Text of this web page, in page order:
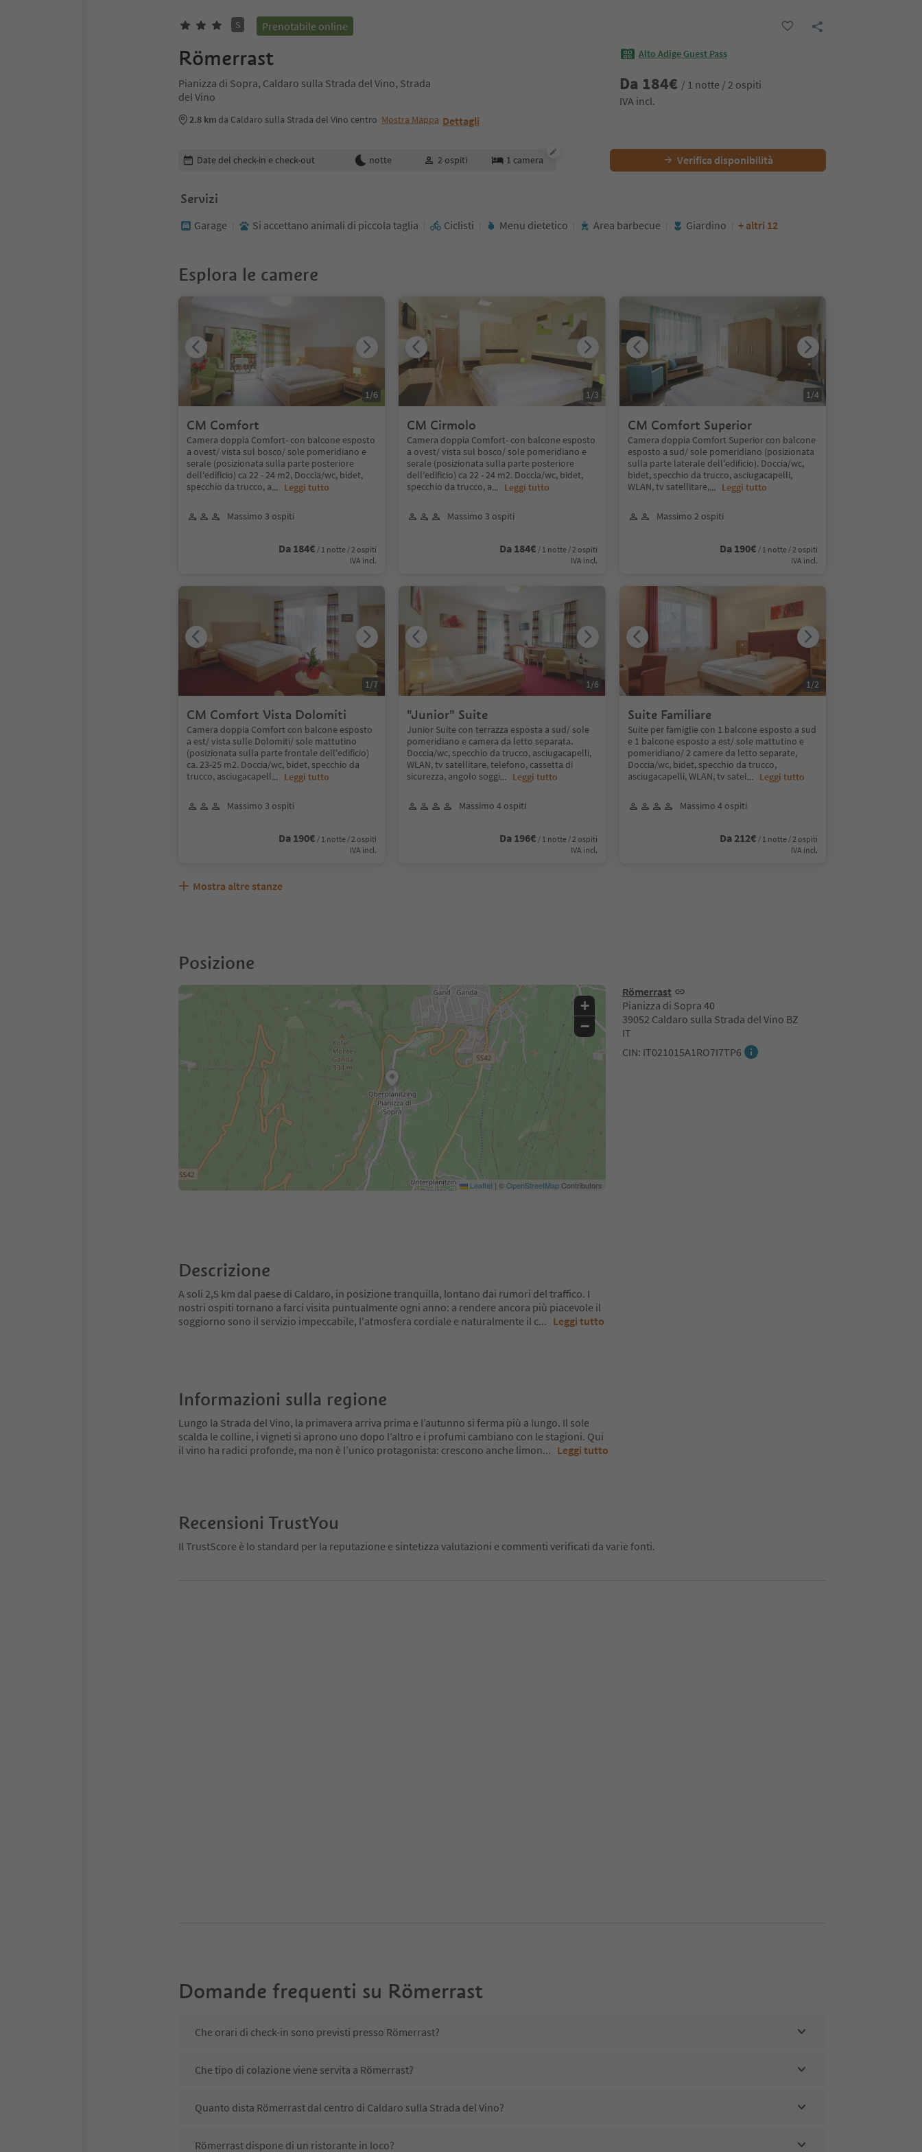
S Prenotabile online
Römerrast
Pianizza di Sopra, Caldaro sulla Strada del Vino, Strada
del Vino
2.8 km da Caldaro sulla Strada del Vino centro Mostra Mappa Dettagli
Alto Adige Guest Pass
Da 184€ / 1 notte / 2 ospiti
IVA incl.
Modifica i dettagli della prenotazione
Date del check-in e check-out notte 2 ospiti 1 camera Verifica disponibilità
Servizi
Garage Si accettano animali di piccola taglia Ciclisti Menu dietetico Area barbecue Giardino + altri 12
Esplora le camere
CM Comfort
Camera doppia Comfort- con balcone esposto
a ovest/ vista sul bosco/ sole pomeridiano e
serale (posizionata sulla parte posteriore
dell'edificio) ca 22 - 24 m2, Doccia/wc, bidet,
specchio da trucco, a... Leggi tutto
Massimo 3 ospiti
Da 184€ / 1 notte / 2 ospiti
IVA incl.
1/6
CM Cirmolo
Camera doppia Comfort- con balcone esposto
a ovest/ vista sul bosco/ sole pomeridiano e
serale (posizionata sulla parte posteriore
dell'edificio) ca 22 - 24 m2. Doccia/wc, bidet,
specchio da trucco, a... Leggi tutto
Massimo 3 ospiti
Da 184€ / 1 notte / 2 ospiti
IVA incl.
1/3
CM Comfort Superior
Camera doppia Comfort Superior con balcone
esposto a sud/ sole pomeridiano (posizionata
sulla parte laterale dell'edificio). Doccia/wc,
bidet, specchio da trucco, asciugacapelli,
WLAN, tv satellitare,... Leggi tutto
Massimo 2 ospiti
Da 190€ / 1 notte / 2 ospiti
IVA incl.
1/4
CM Comfort Vista Dolomiti
Camera doppia Comfort con balcone esposto
a est/ vista sulle Dolomiti/ sole mattutino
(posizionata sulla parte frontale dell'edificio)
ca. 23-25 m2. Doccia/wc, bidet, specchio da
trucco, asciugacapell... Leggi tutto
Massimo 3 ospiti
Da 190€ / 1 notte / 2 ospiti
IVA incl.
1/7
"Junior" Suite
Junior Suite con terrazza esposta a sud/ sole
pomeridiano e camera da letto separata.
Doccia/wc, specchio da trucco, asciugacapelli,
WLAN, tv satellitare, telefono, cassetta di
sicurezza, angolo soggi... Leggi tutto
Massimo 4 ospiti
Da 196€ / 1 notte / 2 ospiti
IVA incl.
1/6
Suite Familiare
Suite per famiglie con 1 balcone esposto a sud
e 1 balcone esposto a est/ sole mattutino e
pomeridiano/ 2 camere da letto separate,
Doccia/wc, bidet, specchio da trucco,
asciugacapelli, WLAN, tv satel... Leggi tutto
Massimo 4 ospiti
Da 212€ / 1 notte / 2 ospiti
IVA incl.
1/2
Mostra altre stanze
Posizione
Römerrast
Pianizza di Sopra 40
39052 Caldaro sulla Strada del Vino BZ
IT
CIN: IT021015A1RO7I7TP6
+
−
Leaflet | ©OpenStreetMapContributors
Descrizione
A soli 2,5 km dal paese di Caldaro, in posizione tranquilla, lontano dai rumori del traffico. I
nostri ospiti tornano a farci visita puntualmente ogni anno: a rendere ancora più piacevole il
soggiorno sono il servizio impeccabile, l'atmosfera cordiale e naturalmente il c... Leggi tutto
Informazioni sulla regione
Lungo la Strada del Vino, la primavera arriva prima e l’autunno si ferma più a lungo. Il sole
scalda le colline, i vigneti si aprono uno dopo l’altro e i profumi cambiano con le stagioni. Qui
il vino ha radici profonde, ma non è l’unico protagonista: crescono anche limon... Leggi tutto
Recensioni TrustYou
Il TrustScore è lo standard per la reputazione e sintetizza valutazioni e commenti verificati da varie fonti.
Domande frequenti su Römerrast
Che orari di check-in sono previsti presso Römerrast?
Che tipo di colazione viene servita a Römerrast?
Quanto dista Römerrast dal centro di Caldaro sulla Strada del Vino?
Römerrast dispone di un ristorante in loco?